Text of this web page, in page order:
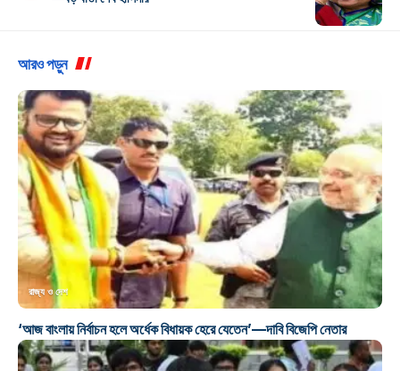
আরও পড়ুন
রাজ্য ও দেশ
‘আজ বাংলায় নির্বাচন হলে অর্ধেক বিধায়ক হেরে যেতেন’—দাবি বিজেপি নেতার